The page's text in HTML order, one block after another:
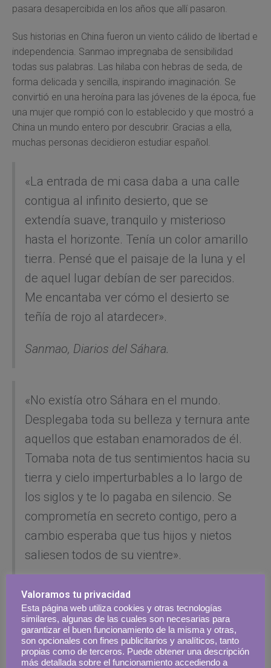
pasara desapercibida en los años que allí pasaron.
Sus historias en China fueron un viento cálido de libertad e
independencia. Sanmao impregnaba de sensibilidad
todas sus palabras. Las hilaba con hebras de seda, de
forma delicada y sencilla, inspirando imaginación. Se
convirtió en una heroína para las jóvenes de la época, fue
una mujer que rompió con lo establecido y que mostró a
China un mundo entero por descubrir. Gracias a ella,
muchas personas decidieron estudiar español.
«La entrada de mi casa daba a una calle
contigua al infinito desierto, que se
extendía suave, tranquilo y misterioso
hasta el horizonte. Tenía un color amarillo
tierra. Pensé que el paisaje de la luna y el
de aquel lugar debían de ser parecidos.
Me encantaba ver cómo el desierto se
teñía de rojo al atardecer».
Sanmao, Diarios del Sáhara.
«No existía otro Sáhara en el mundo.
Desplegaba toda su belleza y ternura ante
aquellos que estaban enamorados de él.
Tomaba nota de tus sentimientos hacia su
tierra y cielo imperturbables a lo largo de
los siglos y te lo pagaba en silencio. Se
comprometía en secreto contigo, pero a
cambio esperaba que tus hijos y nietos
saliesen todos de su vientre».
Valoramos tu privacidad
Esta página web utiliza cookies y otras tecnologías
similares, algunas de las cuales son necesarias para
garantizar el buen funcionamiento de la misma y otras,
son opcionales con fines publicitarios y analíticos, tanto
propias como de terceros. Puede obtener una descripción
más detallada sobre el funcionamiento accediendo a